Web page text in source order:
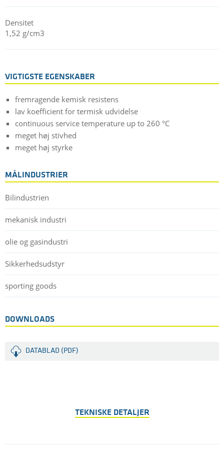
Densitet
1,52 g/cm3
VIGTIGSTE EGENSKABER
fremragende kemisk resistens
lav koefficient for termisk udvidelse
continuous service temperature up to 260 °C
meget høj stivhed
meget høj styrke
MÅLINDUSTRIER
Bilindustrien
mekanisk industri
olie og gasindustri
Sikkerhedsudstyr
sporting goods
DOWNLOADS
DATABLAD (PDF)
TEKNISKE DETALJER